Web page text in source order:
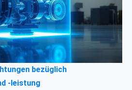
bezüglich
-leistung